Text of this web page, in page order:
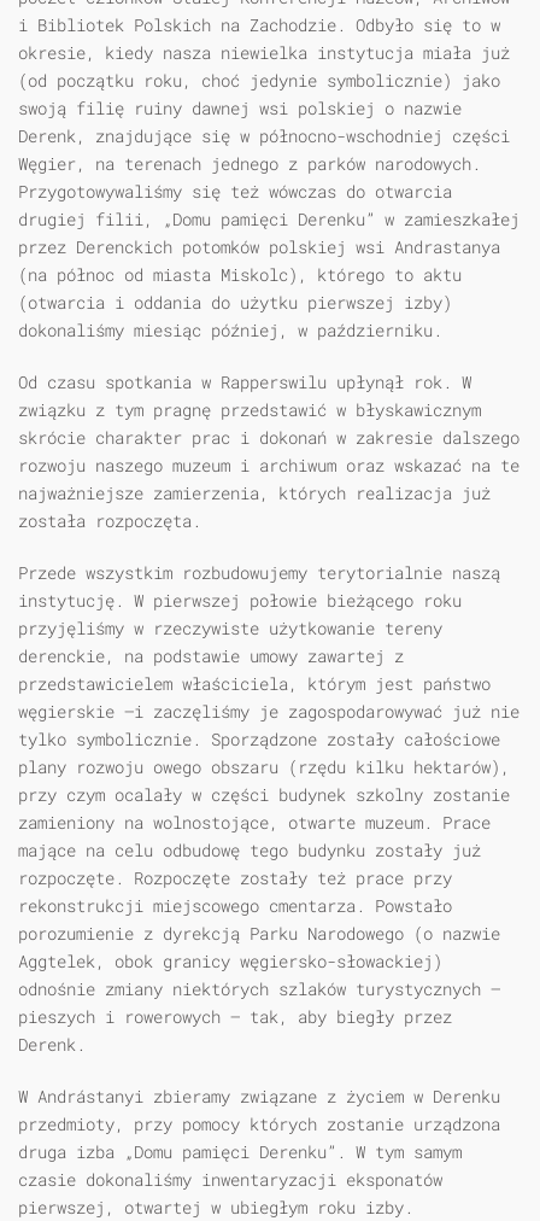
i Bibliotek Polskich na Zachodzie. Odbyło się to w
okresie, kiedy nasza niewielka instytucja miała już
(od początku roku, choć jedynie symbolicznie) jako
swoją filię ruiny dawnej wsi polskiej o nazwie
Derenk, znajdujące się w północno-wschodniej części
Węgier, na terenach jednego z parków narodowych.
Przygotowywaliśmy się też wówczas do otwarcia
drugiej filii, „Domu pamięci Derenku” w zamieszkałej
przez Derenckich potomków polskiej wsi Andrastanya
(na północ od miasta Miskolc), którego to aktu
(otwarcia i oddania do użytku pierwszej izby)
dokonaliśmy miesiąc później, w październiku.
Od czasu spotkania w Rapperswilu upłynął rok. W
związku z tym pragnę przedstawić w błyskawicznym
skrócie charakter prac i dokonań w zakresie dalszego
rozwoju naszego muzeum i archiwum oraz wskazać na te
najważniejsze zamierzenia, których realizacja już
została rozpoczęta.
Przede wszystkim rozbudowujemy terytorialnie naszą
instytucję. W pierwszej połowie bieżącego roku
przyjęliśmy w rzeczywiste użytkowanie tereny
derenckie, na podstawie umowy zawartej z
przedstawicielem właściciela, którym jest państwo
węgierskie —i zaczęliśmy je zagospodarowywać już nie
tylko symbolicznie. Sporządzone zostały całościowe
plany rozwoju owego obszaru (rzędu kilku hektarów),
przy czym ocalały w części budynek szkolny zostanie
zamieniony na wolnostojące, otwarte muzeum. Prace
mające na celu odbudowę tego budynku zostały już
rozpoczęte. Rozpoczęte zostały też prace przy
rekonstrukcji miejscowego cmentarza. Powstało
porozumienie z dyrekcją Parku Narodowego (o nazwie
Aggtelek, obok granicy węgiersko-słowackiej)
odnośnie zmiany niektórych szlaków turystycznych —
pieszych i rowerowych — tak, aby biegły przez
Derenk.
W Andrástanyi zbieramy związane z życiem w Derenku
przedmioty, przy pomocy których zostanie urządzona
druga izba „Domu pamięci Derenku”. W tym samym
czasie dokonaliśmy inwentaryzacji eksponatów
pierwszej, otwartej w ubiegłym roku izby.